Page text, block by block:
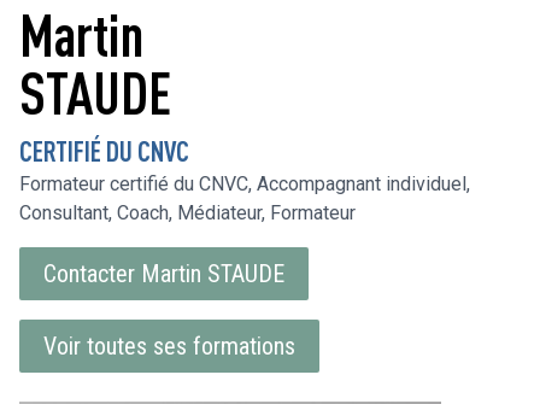
Martin
STAUDE
CERTIFIÉ DU CNVC
Formateur certifié du CNVC, Accompagnant individuel,
Consultant, Coach, Médiateur, Formateur
Contacter Martin STAUDE
Voir toutes ses formations